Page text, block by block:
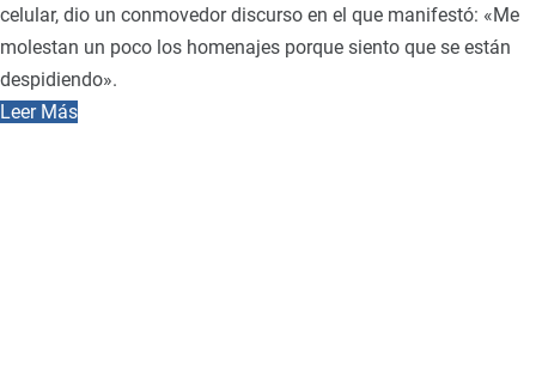
celular, dio un conmovedor discurso en el que manifestó: «Me
molestan un poco los homenajes porque siento que se están
despidiendo».
Leer Más